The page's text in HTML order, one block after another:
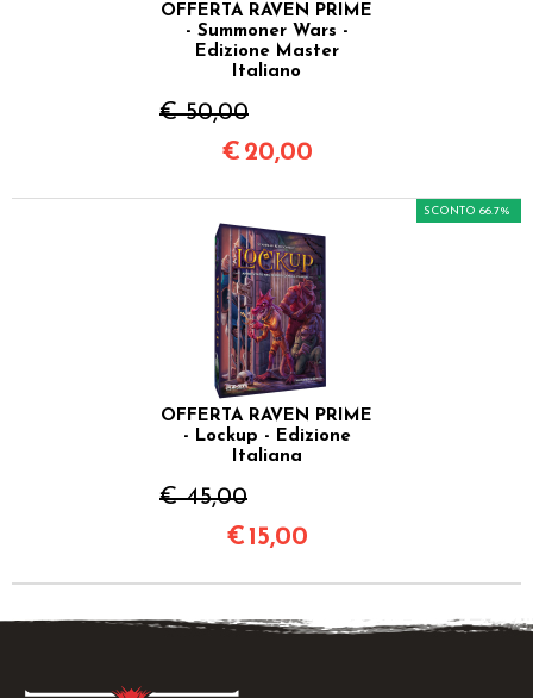
OFFERTA RAVEN PRIME
- Summoner Wars -
Edizione Master
Italiano
€ 50,00
€ 20,00
OFFERTA RAVEN PRIME
- Lockup - Edizione
Italiana
€ 45,00
SCONTO 66.7%
€ 15,00